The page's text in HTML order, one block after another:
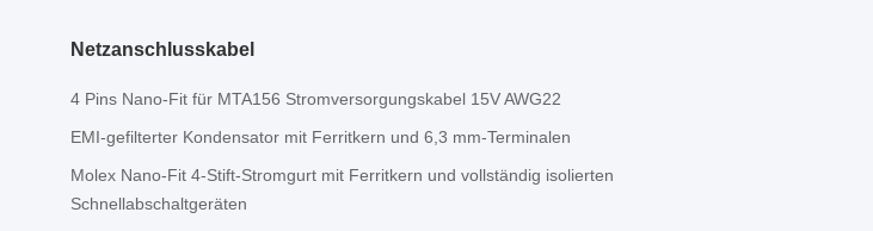
Netzanschlusskabel
4 Pins Nano-Fit für MTA156 Stromversorgungskabel 15V AWG22
EMI-gefilterter Kondensator mit Ferritkern und 6,3 mm-Terminalen
Molex Nano-Fit 4-Stift-Stromgurt mit Ferritkern und vollständig isolierten
Schnellabschaltgeräten